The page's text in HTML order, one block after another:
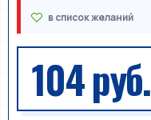
104 руб.